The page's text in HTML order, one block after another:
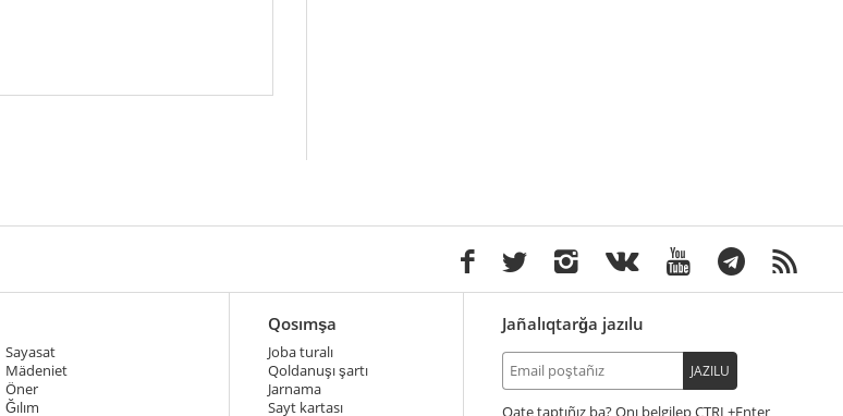
Sayasat
Mädeniet
Öner
Ğılım
Qosımşa
Joba turalı
Qoldanuşı şartı
Jarnama
Sayt kartası
Jañalıqtarğa jazılu
JAZILU
Qate taptıñız ba? Onı belgilep +Enter